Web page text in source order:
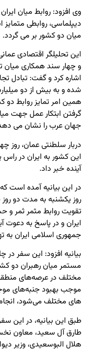
وی افزود: روابط میان
دیپلماسی، روابطی
میان دو کشور بر می گردد.
و چهار سند همکاری
اشاره کرد و گفت: تبادل
همین امر تمایز روابط
گرفتن ابتکار عمل جهت
جهان عرب را نشان می
دربار سلطنتی عمان، روز
این کشور به ایران در
آینده خبر داد.
در این بیانیه آمده است
روز یکشنبه به مدت دو
تقویت روابط مثمر ثمر
ایران و در پاسخ به دعوت
جمهوری اسلامی ایران به
بیانیه افزود: این سفر
مستمر میان رهبران دو
مختلف در عرصه‌های
موجب بهبود جنبه‌های
های مختلف می‌شود،
طبق این بیانیه، در این
طارق آل سعید، معاون
هلال البوسعیدی، وزیر